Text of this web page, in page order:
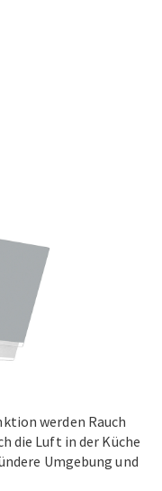
werden Rauch
die Luft in der Küche
Umgebung und